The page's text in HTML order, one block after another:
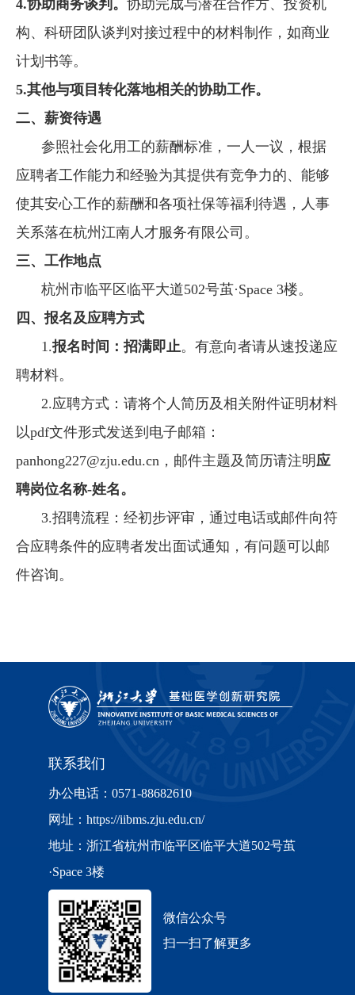
4.协助商务谈判。 协助完成与潜在合作方、投资机
构、科研团队谈判对接过程中的材料制作，如商业
计划书等。
5.其他与项目转化落地相关的协助工作。
二、薪资待遇
参照社会化用工的薪酬标准，一人一议，根据
应聘者工作能力和经验为其提供有竞争力的、能够
使其安心工作的薪酬和各项社保等福利待遇，人事
关系落在杭州江南人才服务有限公司。
三、工作地点
杭州市临平区临平大道502号茧·Space 3楼。
四、报名及应聘方式
1.报名时间：招满即止。有意向者请从速投递应
聘材料。
2.应聘方式：请将个人简历及相关附件证明材料
以pdf文件形式发送到电子邮箱：
panhong227@zju.edu.cn ，邮件主题及简历请注明 应
聘岗位名称-姓名。
3.招聘流程：经初步评审，通过电话或邮件向符
合应聘条件的应聘者发出面试通知，有问题可以邮
件咨询。
联系我们
办公电话：0571-88682610
网址：https://iibms.zju.edu.cn/
地址：浙江省杭州市临平区临平大道502号茧
·Space 3楼
微信公众号
扫一扫了解更多